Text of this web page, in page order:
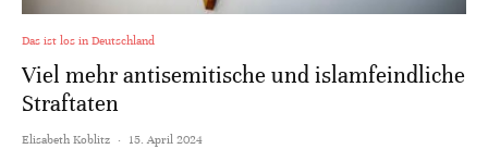
Das ist los in Deutschland
Viel mehr antisemitische und islamfeindliche
Straftaten
Elisabeth Koblitz · 15. April 2024